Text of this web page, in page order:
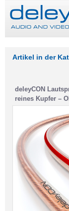
Artikel in der
deleyCON
reines Kupfer –
Audio
Surround –
Transparent